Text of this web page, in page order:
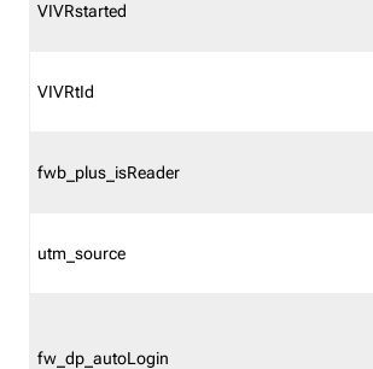
VIVRstarted
VIVRtId
fwb_plus_isReader
utm_source
fw_dp_autoLogin